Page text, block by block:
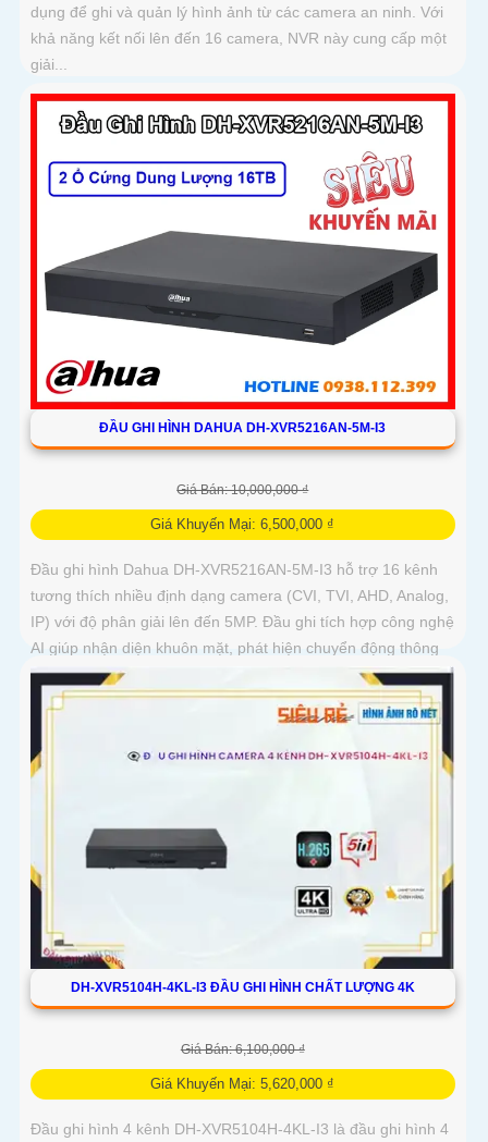
dụng để ghi và quản lý hình ảnh từ các camera an ninh. Với
khả năng kết nối lên đến 16 camera, NVR này cung cấp một
giải...
ĐẦU GHI HÌNH DAHUA DH-XVR5216AN-5M-I3
Giá Bán: 10,000,000 ₫
Giá Khuyến Mại: 6,500,000 ₫
Đầu ghi hình Dahua DH-XVR5216AN-5M-I3 hỗ trợ 16 kênh
tương thích nhiều định dạng camera (CVI, TVI, AHD, Analog,
IP) với độ phân giải lên đến 5MP. Đầu ghi tích hợp công nghệ
AI giúp nhận diện khuôn mặt, phát hiện chuyển động thông
minh
DH-XVR5104H-4KL-I3 ĐẦU GHI HÌNH CHẤT LƯỢNG 4K
Giá Bán: 6,100,000 ₫
Giá Khuyến Mại: 5,620,000 ₫
Đầu ghi hình 4 kênh DH-XVR5104H-4KL-I3 là đầu ghi hình 4